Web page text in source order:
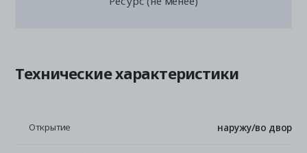
Технические характеристики
Открытие наружу/во двор